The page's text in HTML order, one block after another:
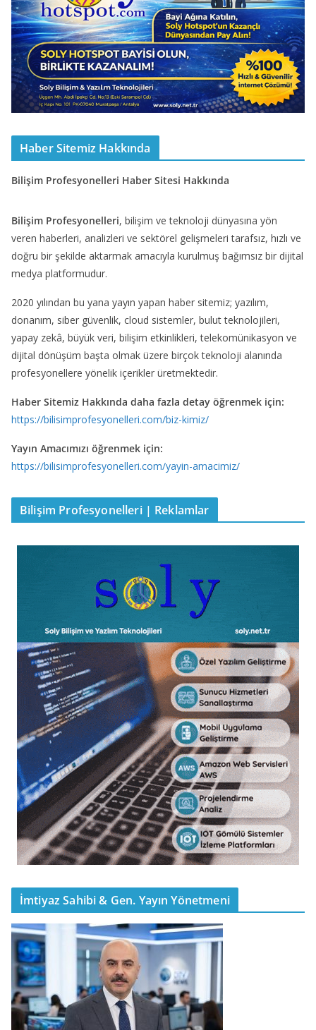
Haber Sitemiz Hakkında
Bilişim Profesyonelleri Haber Sitesi Hakkında
Bilişim Profesyonelleri, bilişim ve teknoloji dünyasına yön
veren haberleri, analizleri ve sektörel gelişmeleri tarafsız, hızlı ve
doğru bir şekilde aktarmak amacıyla kurulmuş bağımsız bir dijital
medya platformudur.
2020 yılından bu yana yayın yapan haber sitemiz; yazılım,
donanım, siber güvenlik, cloud sistemler, bulut teknolojileri,
yapay zekâ, büyük veri, bilişim etkinlikleri, telekomünikasyon ve
dijital dönüşüm başta olmak üzere birçok teknoloji alanında
profesyonellere yönelik içerikler üretmektedir.
Haber Sitemiz Hakkında daha fazla detay öğrenmek için:
https://bilisimprofesyonelleri.com/biz-kimiz/
Yayın Amacımızı öğrenmek için:
https://bilisimprofesyonelleri.com/yayin-amacimiz/
Bilişim Profesyonelleri | Reklamlar
İmtiyaz Sahibi & Gen. Yayın Yönetmeni